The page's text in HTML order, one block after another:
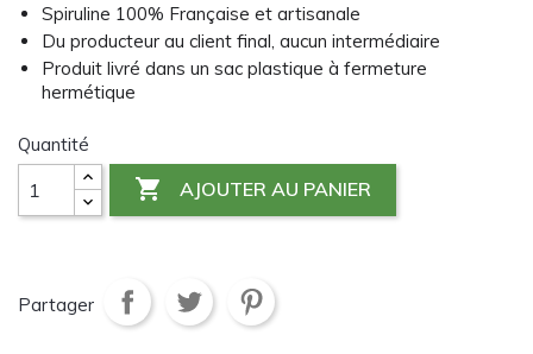
Spiruline 100% Française et artisanale
Du producteur au client final, aucun intermédiaire
Produit livré dans un sac plastique à fermeture
hermétique
Quantité
 AJOUTER AU PANIER
Partager